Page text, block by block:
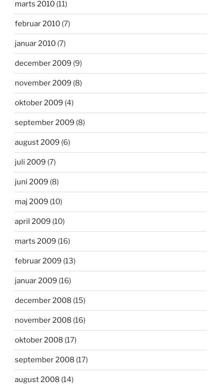
marts 2010 (11)
februar 2010 (7)
januar 2010 (7)
december 2009 (9)
november 2009 (8)
oktober 2009 (4)
september 2009 (8)
august 2009 (6)
juli 2009 (7)
juni 2009 (8)
maj 2009 (10)
april 2009 (10)
marts 2009 (16)
februar 2009 (13)
januar 2009 (16)
december 2008 (15)
november 2008 (16)
oktober 2008 (17)
september 2008 (17)
august 2008 (14)